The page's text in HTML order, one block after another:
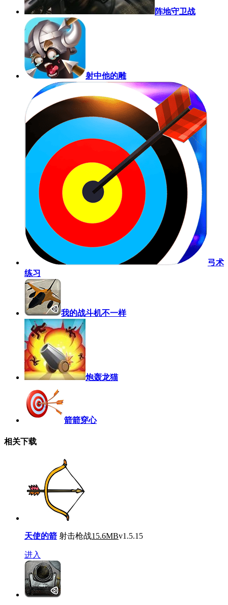
阵地守卫战
射中他的雕
弓术
练习
我的战斗机不一样
炮轰龙猫
箭箭穿心
相关下载
天使的箭 射击枪战15.6MBv1.5.15
进入